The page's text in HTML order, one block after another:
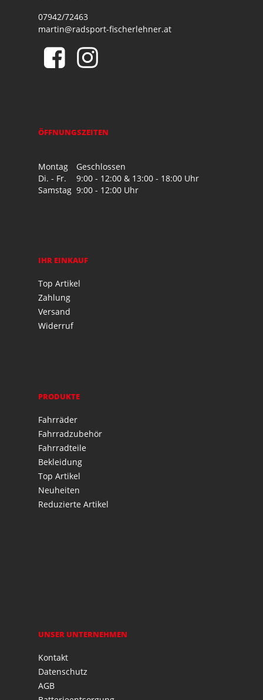
07942/72463
martin@radsport-fischerlehner.at
ÖFFNUNGSZEITEN
Montag
Geschlossen
Di. - Fr.
9:00 - 12:00 & 13:00 - 18:00 Uhr
Samstag 9:00 - 12:00 Uhr
IHR EINKAUF
Top Artikel
Zahlung
Versand
Widerruf
PRODUKTE
Fahrräder
Fahrradzubehör
Fahrradteile
Bekleidung
Top Artikel
Neuheiten
Reduzierte Artikel
UNSER UNTERNEHMEN
Kontakt
Datenschutz
AGB